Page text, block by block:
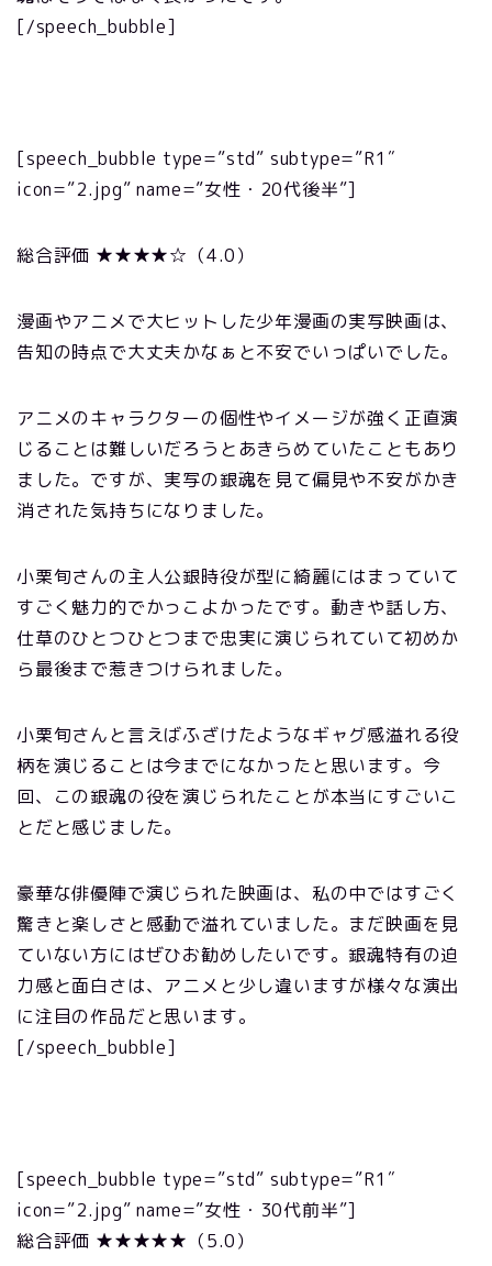
[/speech_bubble]
[speech_bubble type=”std” subtype=”R1″
icon=”2.jpg” name=”女性・20代後半”]
総合評価 ★★★★☆（4.0）
漫画やアニメで大ヒットした少年漫画の実写映画は、
告知の時点で大丈夫かなぁと不安でいっぱいでした。
アニメのキャラクターの個性やイメージが強く正直演
じることは難しいだろうとあきらめていたこともあり
ました。ですが、実写の銀魂を見て偏見や不安がかき
消された気持ちになりました。
小栗旬さんの主人公銀時役が型に綺麗にはまっていて
すごく魅力的でかっこよかったです。動きや話し方、
仕草のひとつひとつまで忠実に演じられていて初めか
ら最後まで惹きつけられました。
小栗旬さんと言えばふざけたようなギャグ感溢れる役
柄を演じることは今までになかったと思います。今
回、この銀魂の役を演じられたことが本当にすごいこ
とだと感じました。
豪華な俳優陣で演じられた映画は、私の中ではすごく
驚きと楽しさと感動で溢れていました。まだ映画を見
ていない方にはぜひお勧めしたいです。銀魂特有の迫
力感と面白さは、アニメと少し違いますが様々な演出
に注目の作品だと思います。
[/speech_bubble]
[speech_bubble type=”std” subtype=”R1″
icon=”2.jpg” name=”女性・30代前半”]
総合評価 ★★★★★（5.0）